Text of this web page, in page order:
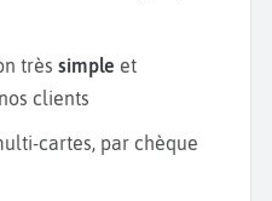
très simple et
clients
cartes, par chèque